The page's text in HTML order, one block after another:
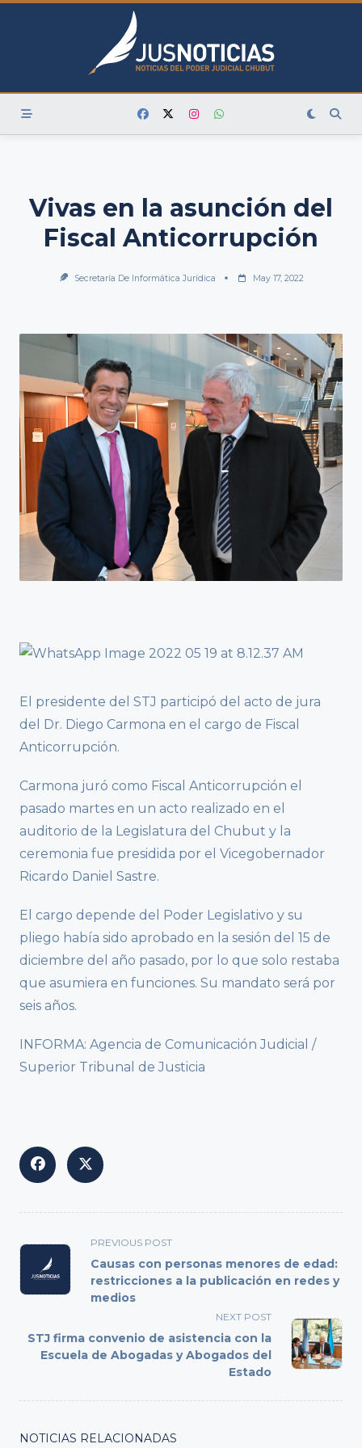
Skip
Vivas en la asunción del
Fiscal Anticorrupción
Secretaría De Informática Jurídica May 17, 2022
El presidente del STJ participó del acto de jura
del Dr. Diego Carmona en el cargo de Fiscal
Anticorrupción.
Carmona juró como Fiscal Anticorrupción el
pasado martes en un acto realizado en el
auditorio de la Legislatura del Chubut y la
ceremonia fue presidida por el Vicegobernador
Ricardo Daniel Sastre.
El cargo depende del Poder Legislativo y su
pliego había sido aprobado en la sesión del 15 de
diciembre del año pasado, por lo que solo restaba
que asumiera en funciones. Su mandato será por
seis años.
INFORMA: Agencia de Comunicación Judicial /
Superior Tribunal de Justicia
<span
class="nav-
subtitle
screen-
text">Page</span>
PREVIOUS POST
Causas con personas menores de edad:
restricciones a la publicación en redes y
medios
NEXT POST
STJ firma convenio de asistencia con la
Escuela de Abogadas y Abogados del
Estado
NOTICIAS RELACIONADAS